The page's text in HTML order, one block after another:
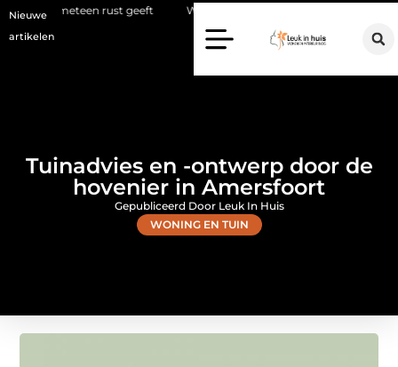
Nieuwe
artikelen
rust geeft Waarom een makelaar in Hilversum nu het verschil
Tuinadvies en -ontwerp door de
hovenier in Amersfoort
WONING EN TUIN
Gepubliceerd Door Leuk In Huis